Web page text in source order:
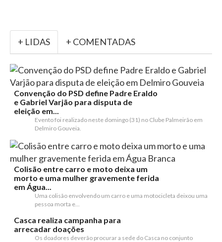
+ LIDAS + COMENTADAS
Convenção do PSD define Padre Eraldo
e Gabriel Varjão para disputa de
eleição em...
Evento foi realizado neste domingo (31) no Clube Palmeirão em
Delmiro Gouveia.
Colisão entre carro e moto deixa um
morto e uma mulher gravemente ferida
em Água...
Uma colisão envolvendo um carro e uma motocicleta deixou uma
pessoa morta e...
Casca realiza campanha para
arrecadar doações
Os doadores deverão procurar a sede do Casca no conjunto